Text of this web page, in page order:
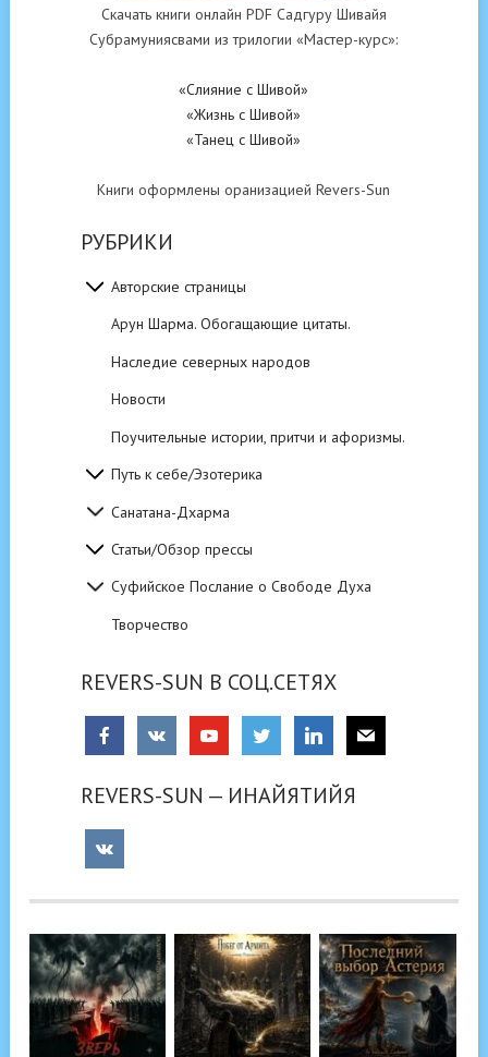
Скачать книги онлайн PDF Садгуру Шивайя
Субрамуниясвами из трилогии «Мастер-курс»:
«Слияние с Шивой»
«Жизнь с Шивой»
«Танец с Шивой»
Книги оформлены оранизацией Revers-Sun
РУБРИКИ
Авторские страницы
Арун Шарма. Обогащающие цитаты.
Наследие северных народов
Новости
Поучительные истории, притчи и афоризмы.
Путь к себе/Эзотерика
Санатана-Дхарма
Статьи/Обзор прессы
Суфийское Послание о Свободе Духа
Творчество
REVERS-SUN В СОЦ.СЕТЯХ
REVERS-SUN — ИНАЙЯТИЙЯ